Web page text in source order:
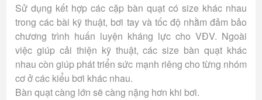
Sử dụng kết hợp các cặp bàn quạt có size khác nhau
trong các bài kỹ thuật, bơi tay và tốc độ nhằm đảm bảo
chương trình huấn luyện kháng lực cho VĐV. Ngoài
việc giúp cải thiện kỹ thuật, các size bàn quạt khác
nhau còn giúp phát triển sức mạnh riêng cho từng nhóm
cơ ở các kiểu bơi khác nhau.
Bàn quạt càng lớn sẽ càng nặng hơn khi bơi.